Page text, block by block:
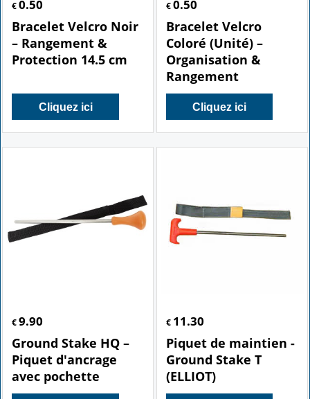
€ 0.50
Bracelet Velcro Noir
– Rangement &
Protection 14.5 cm
Cliquez ici
€0.50
Bracelet Velcro
Coloré (Unité) –
Organisation &
Rangement
Cliquez ici
€ 9.90
Ground Stake HQ –
Piquet d'ancrage
avec pochette
€ 11.30
Piquet de maintien -
Ground Stake T
(ELLIOT)